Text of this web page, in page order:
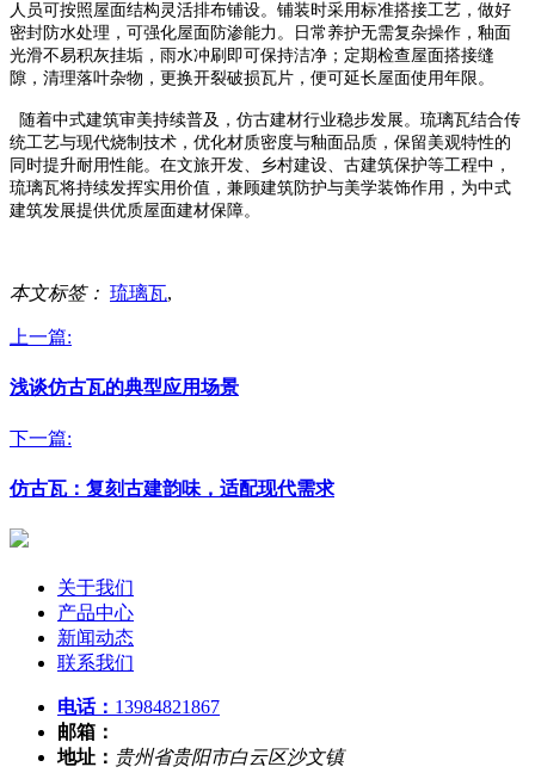
人员可按照屋面结构灵活排布铺设。铺装时采用标准搭接工艺，做好
密封防水处理，可强化屋面防渗能力。日常养护无需复杂操作，釉面
光滑不易积灰挂垢，雨水冲刷即可保持洁净；定期检查屋面搭接缝
隙，清理落叶杂物，更换开裂破损瓦片，便可延长屋面使用年限。
随着中式建筑审美持续普及，仿古建材行业稳步发展。琉璃瓦结合传
统工艺与现代烧制技术，优化材质密度与釉面品质，保留美观特性的
同时提升耐用性能。在文旅开发、乡村建设、古建筑保护等工程中，
琉璃瓦将持续发挥实用价值，兼顾建筑防护与美学装饰作用，为中式
建筑发展提供优质屋面建材保障。
本文标签： 琉璃瓦,
上一篇:
浅谈仿古瓦的典型应用场景
下一篇:
仿古瓦：复刻古建韵味，适配现代需求
关于我们
产品中心
新闻动态
联系我们
电话： 13984821867
邮箱：
地址： 贵州省贵阳市白云区沙文镇